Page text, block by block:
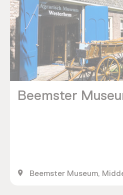
Beemster
Beemster Museum,